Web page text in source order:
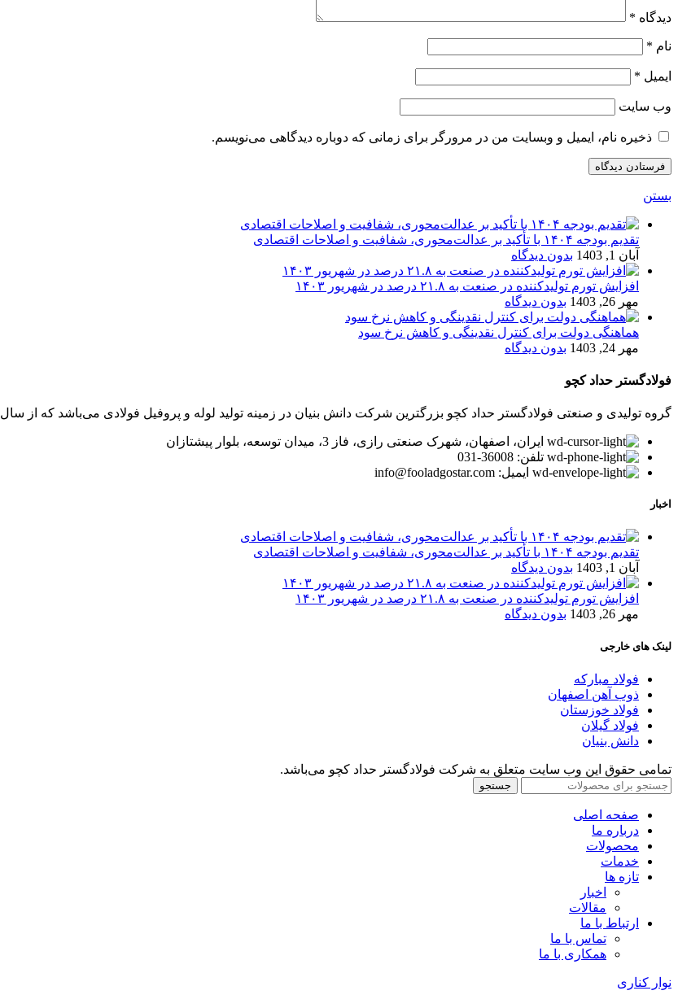
دیدگاه *
نام *
ایمیل *
وب‌ سایت
ذخیره نام، ایمیل و وبسایت من در مرورگر برای زمانی که دوباره دیدگاهی می‌نویسم.
بستن
تقدیم بودجه ۱۴۰۴ با تأکید بر عدالت‌محوری، شفافیت و اصلاحات اقتصادی
آبان 1, 1403
بدون دیدگاه
افزایش تورم تولیدکننده در صنعت به ۲۱.۸ درصد در شهریور ۱۴۰۳
مهر 26, 1403
بدون دیدگاه
هماهنگی دولت برای کنترل نقدینگی و کاهش نرخ سود
مهر 24, 1403
بدون دیدگاه
فولادگستر حداد کچو
گروه تولیدی و صنعتی فولادگستر حداد کچو بزرگترین شرکت دانش بنیان در زمینه تولید لوله و پروفیل فولادی می‌باشد که از سال 1385 فعالیت خود را به صورت رسمی آغاز کرده است.
ایران، اصفهان، شهرک صنعتی رازی، فاز 3، میدان توسعه، بلوار پیشتازان
تلفن: 36008-031
ایمیل: info@fooladgostar.com
اخبار
تقدیم بودجه ۱۴۰۴ با تأکید بر عدالت‌محوری، شفافیت و اصلاحات اقتصادی
آبان 1, 1403
بدون دیدگاه
افزایش تورم تولیدکننده در صنعت به ۲۱.۸ درصد در شهریور ۱۴۰۳
مهر 26, 1403
بدون دیدگاه
لینک های خارجی
فولاد مبارکه
ذوب آهن اصفهان
فولاد خوزستان
فولاد گیلان
دانش بنیان
تمامی حقوق این وب سایت متعلق به شرکت فولادگستر حداد کچو می‌باشد.
جستجو
صفحه اصلی
درباره ما
محصولات
خدمات
تازه ها
اخبار
مقالات
ارتباط با ما
تماس با ما
همکاری با ما
نوار کناری